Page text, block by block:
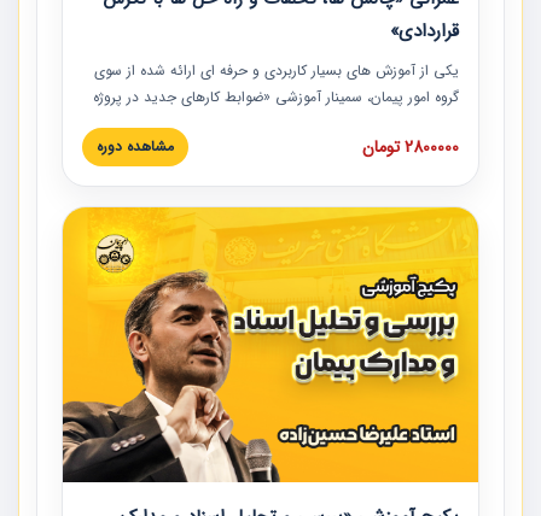
قراردادی»
یکی از آموزش‏‏‏‏‏‏ های بسیار کاربردی و حرفه‏ ای ارائه شده از سوی
گروه امور پیمان، سمینار آموزشی «ضوابط کارهای جدید در پروژه
های عمرانی» چالش ها، تخلفات و راه حل ها با نگرش قراردادی
است که در محل سندیکای شرکت های ساختمانی کشور ارائه شد.
مدارک پیمان به همراه تجربیات عملی ارائه شده است.
2800000 تومان مشاهده دوره